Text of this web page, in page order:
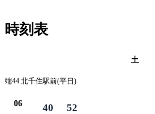
時刻表
土
端44 北千住駅前(平日)
06 40 52